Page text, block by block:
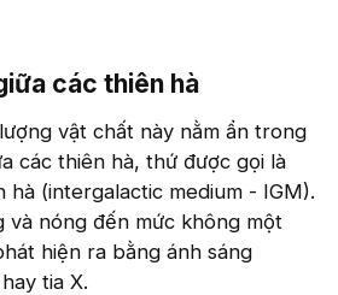
các thiên hà​
vật chất này nằm ẩn trong
các thiên hà, thứ được gọi là
hà (intergalactic medium - IGM).
và nóng đến mức không một
hiện ra bằng ánh sáng
tia X.